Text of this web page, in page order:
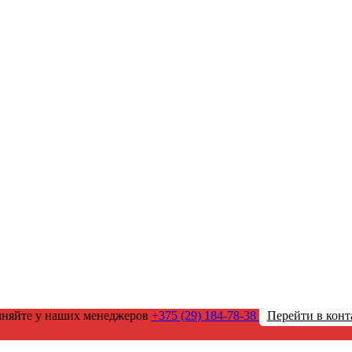
у наших менеджеров +375 (29) 184-78-38 Перейти в